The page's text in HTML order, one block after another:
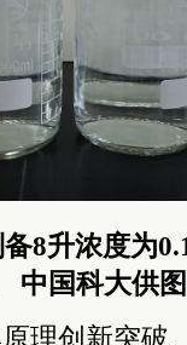
8升浓度为
中国科大供图
理创新突破